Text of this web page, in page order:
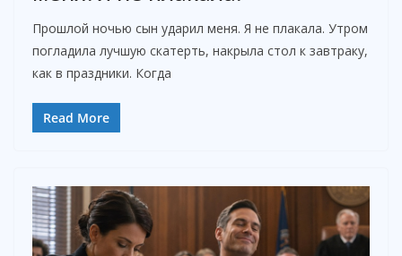
Прошлой ночью сын ударил меня. Я не плакала. Утром
погладила лучшую скатерть, накрыла стол к завтраку,
как в праздники. Когда
Read More